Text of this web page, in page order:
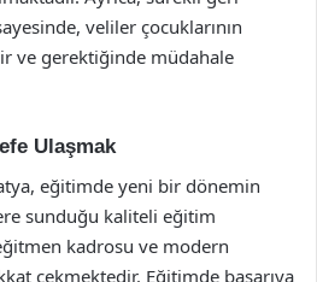
veliler çocuklarının
ve gerektiğinde müdahale
Ulaşmak
eğitimde yeni bir dönemin
sunduğu kaliteli eğitim
kadrosu ve modern
çekmektedir. Eğitimde başarıya